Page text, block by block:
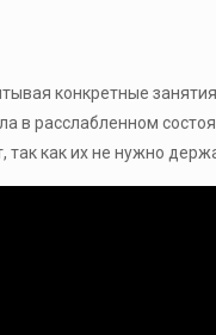
конкретные
расслабленном
как их не нужно